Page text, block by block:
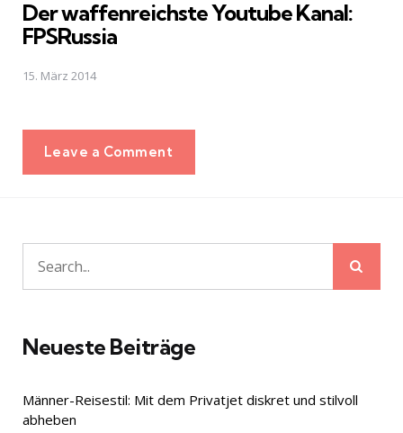
Der waffenreichste Youtube Kanal:
FPSRussia
15. März 2014
Leave a Comment
Search
for:
Neueste Beiträge
Männer-Reisestil: Mit dem Privatjet diskret und stilvoll
abheben